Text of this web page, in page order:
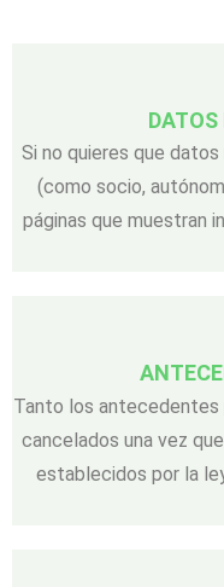
DATOS
Si no quieres que
(como socio,
páginas que muestran
Tanto los antecedentes
cancelados una vez
establecidos por la